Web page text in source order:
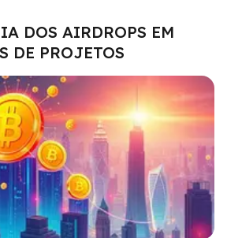
DOS AIRDROPS EM
DE PROJETOS